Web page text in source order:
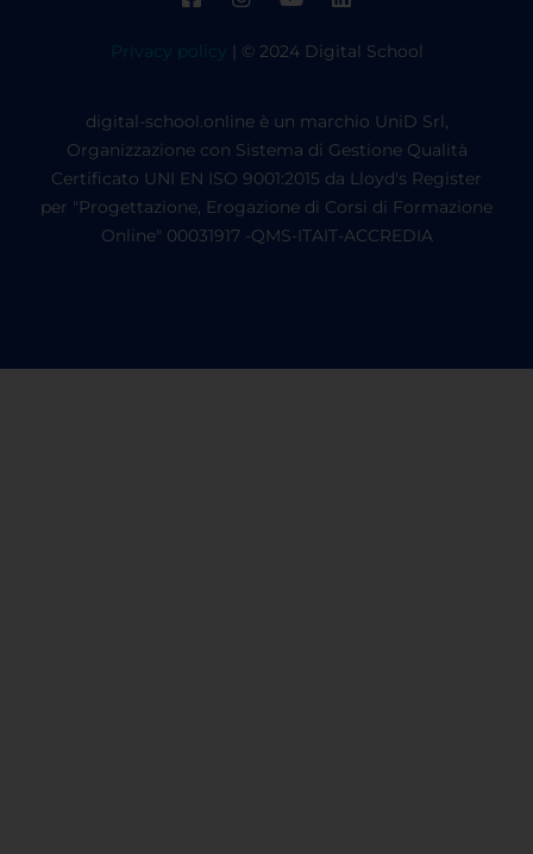
Privacy policy | © 2024 Digital School
digital-school.online è un marchio UniD Srl,
Organizzazione con Sistema di Gestione Qualità
Certificato UNI EN ISO 9001:2015 da Lloyd's Register
per "Progettazione, Erogazione di Corsi di Formazione
Online" 00031917 -QMS-ITAIT-ACCREDIA